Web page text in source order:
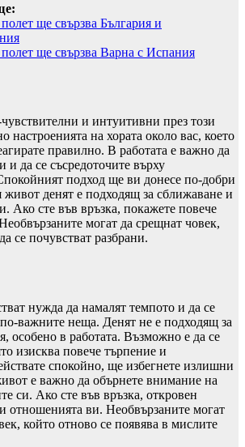
ще свързва България и
ще свързва Варна с Испания
и интуитивни през този
настроенията на хората около вас, което
правилно. В работата е важно да
и да се съсредоточите върху
подход ще ви донесе по-добри
живот денят е подходящ за сближаване и
Ако сте във връзка, покажете повече
могат да срещнат човек,
се почувстват разбрани.
нужда да намалят темпото и да се
по-важните неща. Денят не е подходящ за
особено в работата. Възможно е да се
изисква повече търпение и
спокойно, ще избегнете излишни
е важно да обърнете внимание на
си. Ако сте във връзка, откровен
отношенията ви. Необвързаните могат
който отново се появява в мислите